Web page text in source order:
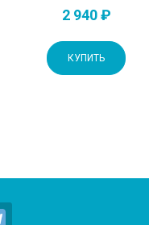
2 940 ₽
КУПИТЬ